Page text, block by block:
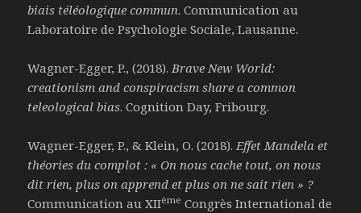
biais téléologique commun. Communication au
Laboratoire de Psychologie Sociale, Lausanne.
Wagner-Egger, P., (2018).Brave New World:
creationism and conspiracism share a common
teleological bias. Cognition Day, Fribourg.
Wagner-Egger, P., & Klein, O. (2018).Effet Mandela et
théories du complot : « On nous cache tout, on nous
dit rien, plus on apprend et plus on ne sait rien » ?
Communication au XIIème Congrès International de